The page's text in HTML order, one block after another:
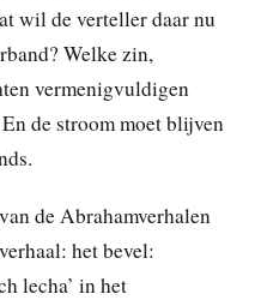
wil de verteller daar nu
Welke zin,
vermenigvuldigen
de stroom moet blijven
de Abrahamverhalen
het bevel:
lecha’ in het